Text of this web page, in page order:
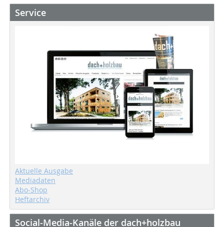
Service
Aktuelle Ausgabe
Mediadaten
Abo-Shop
Heftarchiv
Social-Media-Kanäle der dach+holzbau